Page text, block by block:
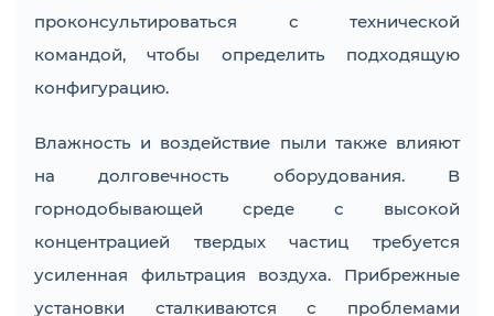
проконсультироваться с технической
командой, чтобы определить подходящую
конфигурацию.
Влажность и воздействие пыли также влияют
на долговечность оборудования. В
горнодобывающей среде с высокой
концентрацией твердых частиц требуется
усиленная фильтрация воздуха. Прибрежные
установки сталкиваются с проблемами